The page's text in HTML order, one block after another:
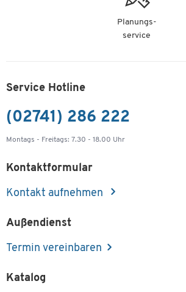
Planungs-
service
Service Hotline
(02741) 286 222
Montags - Freitags: 7.30 - 18.00 Uhr
Kontaktformular
Kontakt aufnehmen
Außendienst
Termin vereinbaren
Katalog